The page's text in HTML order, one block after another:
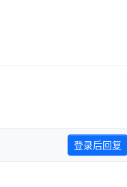
登录后回复